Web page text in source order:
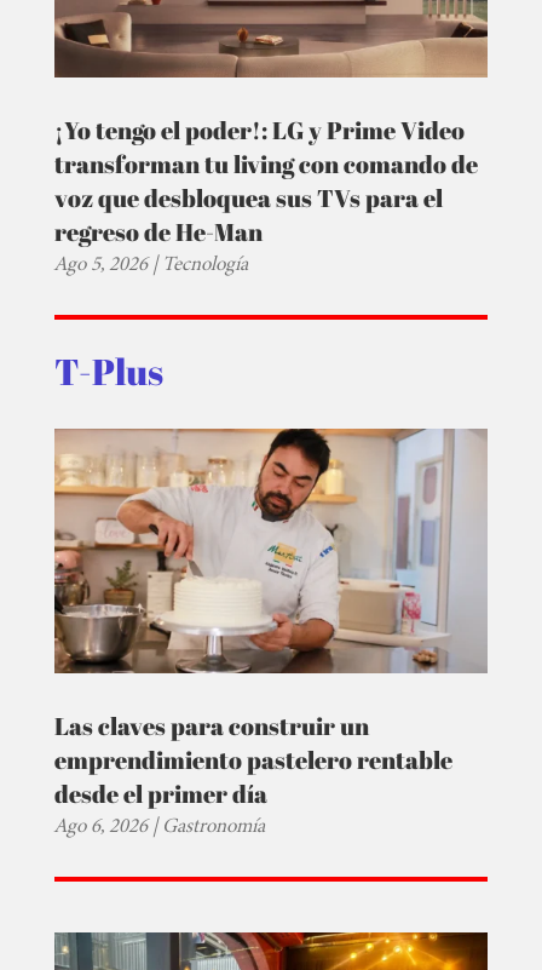
¡Yo tengo el poder!: LG y Prime Video
transforman tu living con comando de
voz que desbloquea sus TVs para el
regreso de He-Man
Ago 5, 2026|Tecnología
T-Plus
Las claves para construir un
emprendimiento pastelero rentable
desde el primer día
Ago 6, 2026|Gastronomía